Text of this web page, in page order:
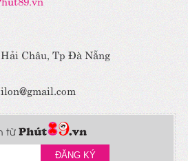
Châu, Tp Đà Nẵng
từ